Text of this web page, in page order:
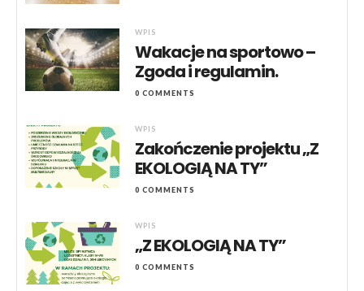
WPIS
Wakacje na sportowo –
Zgoda i regulamin.
0 COMMENTS
WPIS
Zakończenie projektu „Z
EKOLOGIĄ NA TY”
0 COMMENTS
WPIS
„Z EKOLOGIĄ NA TY”
0 COMMENTS